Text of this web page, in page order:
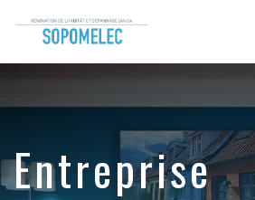
entreprise